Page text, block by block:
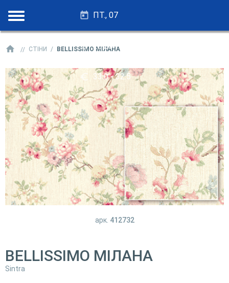
ПТ., 07
28.25 - 27.75
33.0 - 32.5
СТІНИ BELLISSIMO МІЛАНА
арк. 412732
BELLISSIMO МІЛАНА
Sintra